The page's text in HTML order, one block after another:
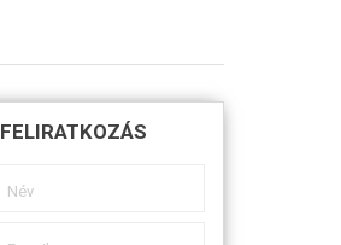
FELIRATKOZÁS